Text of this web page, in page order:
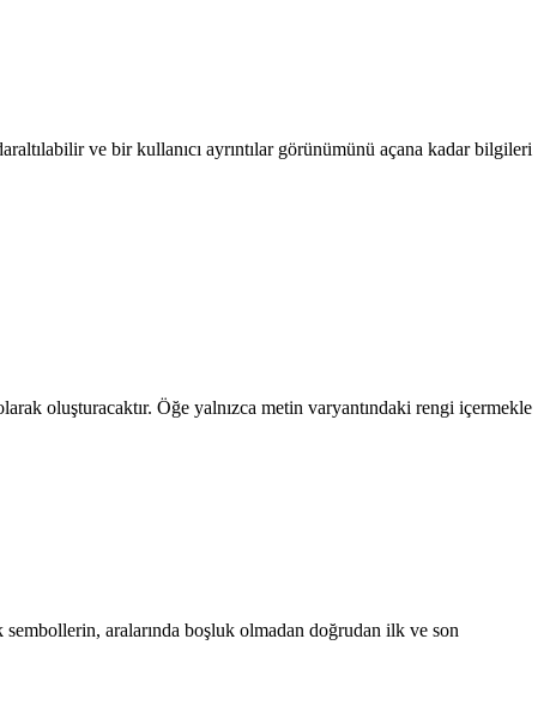
ve bir kullanıcı ayrıntılar görünümünü açana kadar bilgileri
oluşturacaktır. Öğe yalnızca metin varyantındaki rengi içermekle
aralarında boşluk olmadan doğrudan ilk ve son